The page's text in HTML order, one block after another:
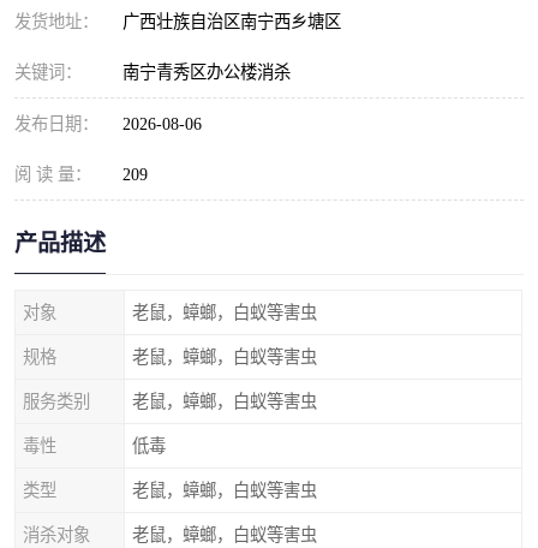
发货地址： 广西壮族自治区南宁西乡塘区
关键词： 南宁青秀区办公楼消杀
发布日期： 2026-08-06
阅 读 量： 209
产品描述
对象 老鼠，蟑螂，白蚁等害虫
规格 老鼠，蟑螂，白蚁等害虫
服务类别 老鼠，蟑螂，白蚁等害虫
毒性 低毒
类型 老鼠，蟑螂，白蚁等害虫
消杀对象 老鼠，蟑螂，白蚁等害虫